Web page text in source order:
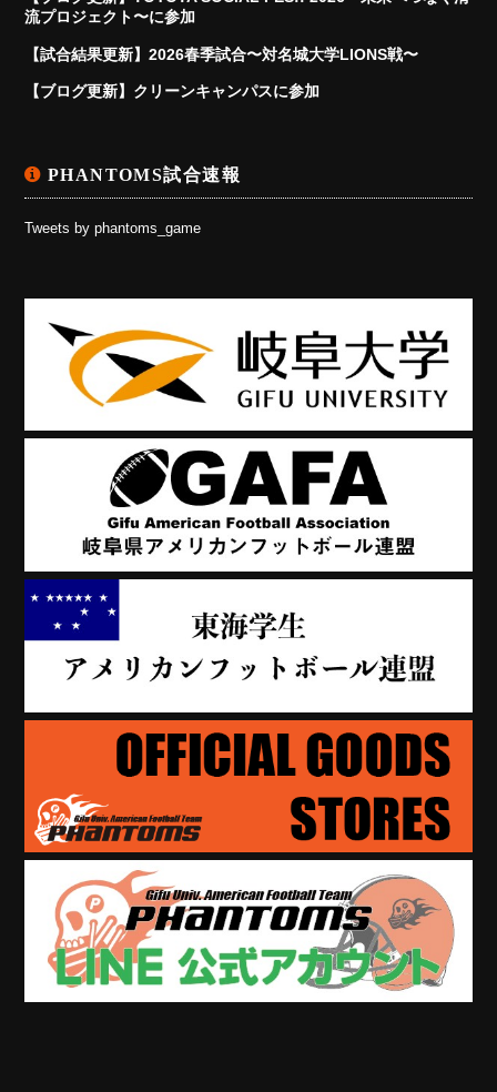
流プロジェクト〜に参加
【試合結果更新】2026春季試合〜対名城大学LIONS戦〜
【ブログ更新】クリーンキャンパスに参加
PHANTOMS試合速報
Tweets by phantoms_game